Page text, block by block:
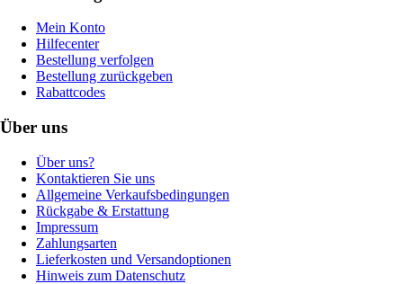
Mein Konto
Hilfecenter
Bestellung verfolgen
Bestellung zurückgeben
Rabattcodes
Über uns
Über uns?
Kontaktieren Sie uns
Allgemeine Verkaufsbedingungen
Rückgabe & Erstattung
Impressum
Zahlungsarten
Lieferkosten und Versandoptionen
Hinweis zum Datenschutz